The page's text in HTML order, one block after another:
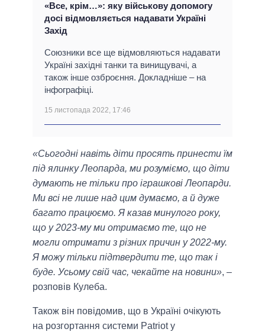
«Все, крім…»: яку військову допомогу
досі відмовляється надавати Україні
Захід
Союзники все ще відмовляються надавати
Україні західні танки та винищувачі, а
також інше озброєння. Докладніше – на
інфографіці.
15 листопада 2022, 17:46
«Сьогодні навіть діти просять принести їм
під ялинку Леопарда, ми розуміємо, що діти
думають не тільки про іграшкові Леопарди.
Ми всі не лише над цим думаємо, а й дуже
багато працюємо. Я казав минулого року,
що у 2023-му ми отримаємо те, що не
могли отримати з різних причин у 2022-му.
Я можу тільки підтвердити те, що так і
буде. Усьому свій час, чекайте на новини», –
розповів Кулеба.
Також він повідомив, що в Україні очікують
на розгортання системи Patriot у